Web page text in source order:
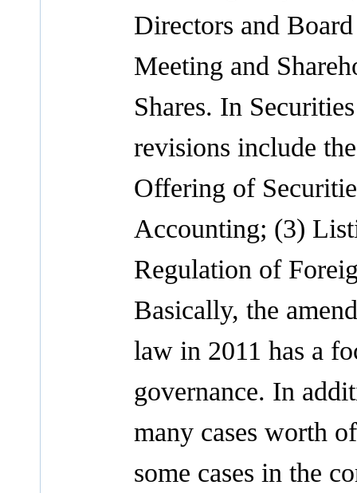
Directors and
Meeting and
Shares. In
revisions include
Offering of
Accounting; (3)
Regulation of
Basically, the
law in 2011 has a
governance. In
many cases worth
some cases in the